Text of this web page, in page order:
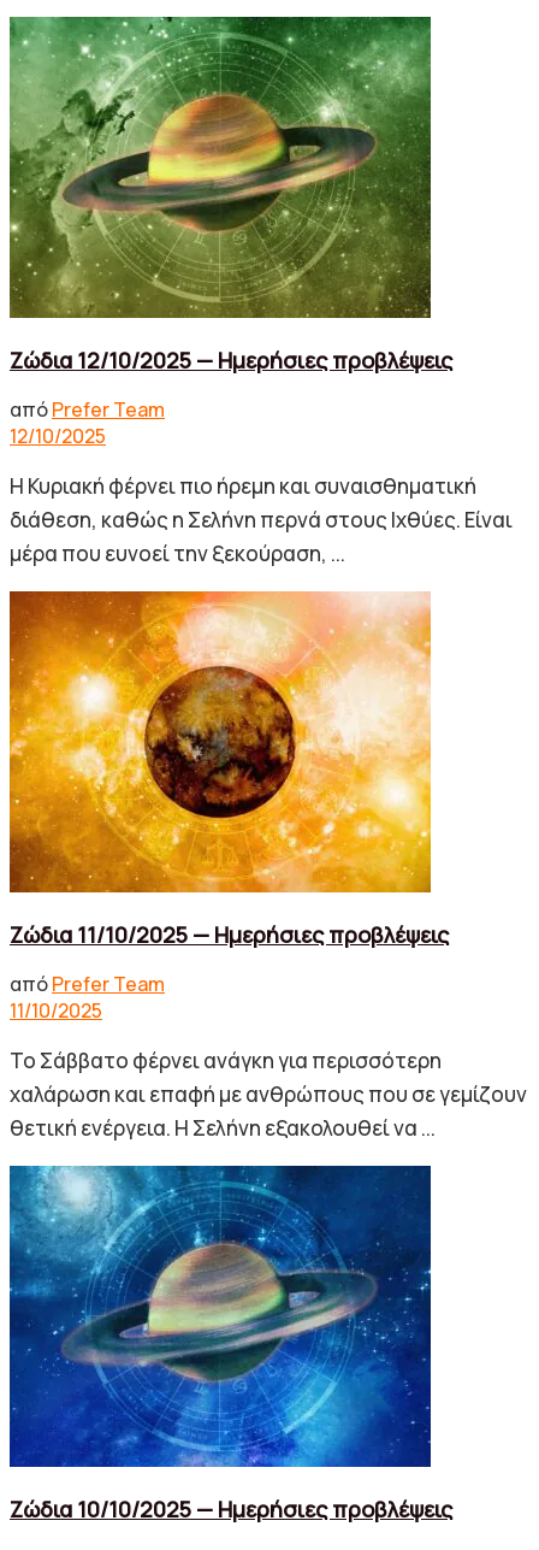
Ζώδια 12/10/2025 — Ημερήσιες προβλέψεις
απόPrefer Team
12/10/2025
Η Κυριακή φέρνει πιο ήρεμη και συναισθηματική
διάθεση, καθώς η Σελήνη περνά στους Ιχθύες. Είναι
μέρα που ευνοεί την ξεκούραση, ...
Ζώδια 11/10/2025 — Ημερήσιες προβλέψεις
απόPrefer Team
11/10/2025
Το Σάββατο φέρνει ανάγκη για περισσότερη
χαλάρωση και επαφή με ανθρώπους που σε γεμίζουν
θετική ενέργεια. Η Σελήνη εξακολουθεί να ...
Ζώδια 10/10/2025 — Ημερήσιες προβλέψεις